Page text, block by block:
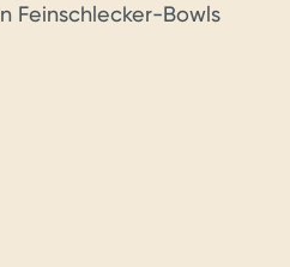
Feinschlecker-Bowls
Tag gesunde und gut
Du erfährst,
oder